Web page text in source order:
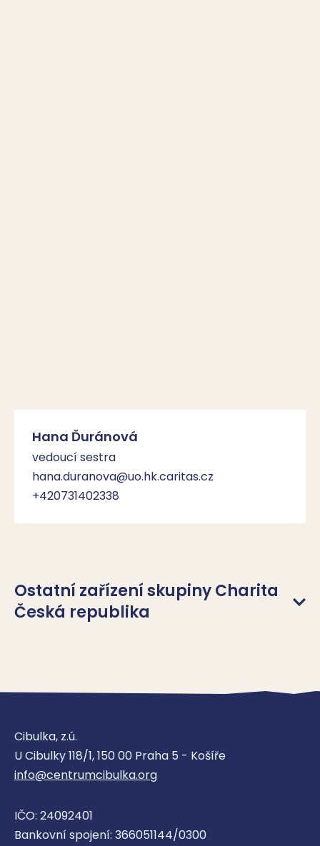
Hana Ďuránová
vedoucí sestra
hana.duranova@uo.hk.caritas.cz
+420731402338
Ostatní zařízení skupiny Charita
Česká republika
Charita Česká republika
Domácí zdravotní péče
Odborné sociální poradenství
Krizová centra
Duchovní služby
Kompenzační pomůcky
Pozůstalostní péče
Odlehčovací služba
Pečovatelská služba
Cibulka, z.ú.
U Cibulky 118/1, 150 00 Praha 5 - Košíře
info@centrumcibulka.org
IČO: 24092401
Bankovní spojení: 366051144/0300